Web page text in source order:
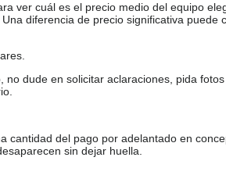
ver cuál es el precio medio del equipo
diferencia de precio significativa puede
dude en solicitar aclaraciones, pida
cantidad del pago por adelantado en
sin dejar huella.